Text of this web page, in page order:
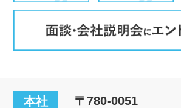
本社
〒780-0051